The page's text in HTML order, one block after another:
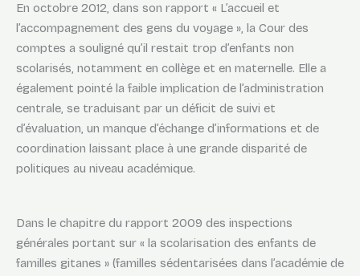
En octobre 2012, dans son rapport « L’accueil et
l’accompagnement des gens du voyage », la Cour des
comptes a souligné qu’il restait trop d’enfants non
scolarisés, notamment en collège et en maternelle. Elle a
également pointé la faible implication de l’administration
centrale, se traduisant par un déficit de suivi et
d’évaluation, un manque d’échange d’informations et de
coordination laissant place à une grande disparité de
politiques au niveau académique.
Dans le chapitre du rapport 2009 des inspections
générales portant sur « la scolarisation des enfants de
familles gitanes » (familles sédentarisées dans l’académie de